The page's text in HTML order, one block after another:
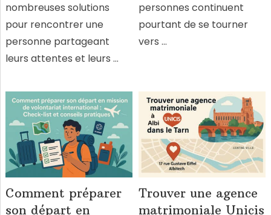
nombreuses solutions
pour rencontrer une
personne partageant
leurs attentes et leurs …
personnes continuent
pourtant de se tourner
vers …
Comment préparer
son départ en
Trouver une agence
matrimoniale Unicis